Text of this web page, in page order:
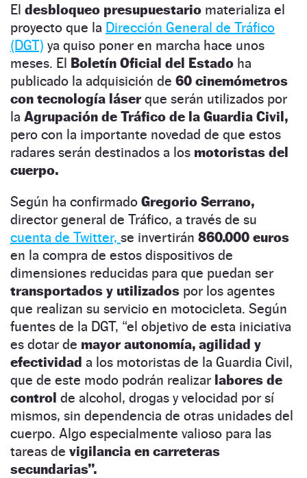
El desbloqueo presupuestario materializa el
proyecto que la Dirección General de Tráfico
(DGT) ya quiso poner en marcha hace unos
meses. El Boletín Oficial del Estado ha
publicado la adquisición de 60 cinemómetros
con tecnología láserque serán utilizados por
la Agrupación de Tráfico de la Guardia Civil,
pero con la importante novedad de que estos
radares serán destinados a los motoristas del
cuerpo.
Según ha confirmado Gregorio Serrano,
director general de Tráfico, a través de su
cuenta de Twitter, se invertirán 860.000 euros
en la compra de estos dispositivos de
dimensiones reducidas para que puedan ser
transportados y utilizados por los agentes
que realizan su servicio en motocicleta. Según
fuentes de la DGT, “el objetivo de esta iniciativa
es dotar de mayor autonomía, agilidad y
efectividad a los motoristas de la Guardia Civil,
que de este modo podrán realizar labores de
control de alcohol, drogas y velocidad por sí
mismos, sin dependencia de otras unidades del
cuerpo. Algo especialmente valioso para las
tareas de vigilancia en carreteras
secundarias”.